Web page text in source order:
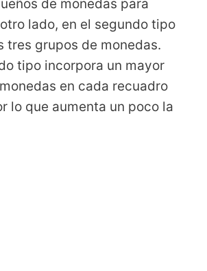
de monedas para
lado, en el segundo tipo
tres grupos de monedas.
tipo incorpora un mayor
en cada recuadro
lo que aumenta un poco la